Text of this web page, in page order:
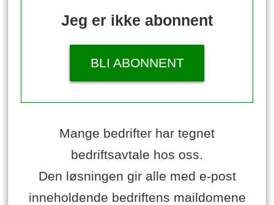
Jeg er ikke abonnent
BLI ABONNENT
Mange bedrifter har tegnet
bedriftsavtale hos oss.
Den løsningen gir alle med e-post
inneholdende bedriftens maildomene